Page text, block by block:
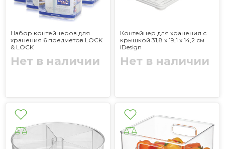
Набор контейнеров для
хранения 6 предметов LOCK
& LOCK
Нет в наличии
Контейнер для хранения с
крышкой 31,8 x 19,1 x 14,2 см
iDesign
Нет в наличии